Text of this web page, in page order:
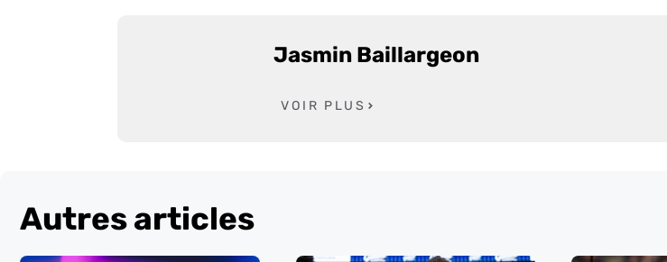
Jasmin Baillargeon
VOIR PLUS
Autres articles